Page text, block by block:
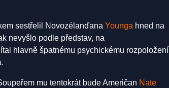
sestřelil Novozélanďana Younga hned na
nevyšlo podle představ, na
hlavně špatnému psychickému rozpoložení
mu tentokrát bude Američan Nate